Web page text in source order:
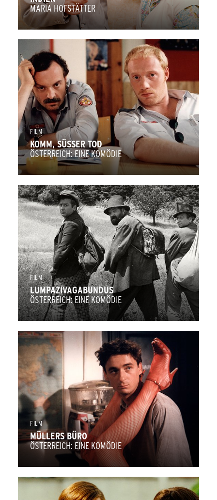
MARIA HOFSTÄTTER
FILM
KOMM, SÜSSER TOD
ÖSTERREICH: EINE KOMÖDIE
FILM
LUMPAZIVAGABUNDUS
ÖSTERREICH: EINE KOMÖDIE
FILM
MÜLLERS BÜRO
ÖSTERREICH: EINE KOMÖDIE